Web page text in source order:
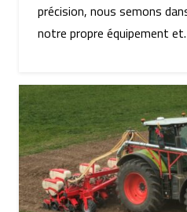
précision, nous semons
notre propre équipement